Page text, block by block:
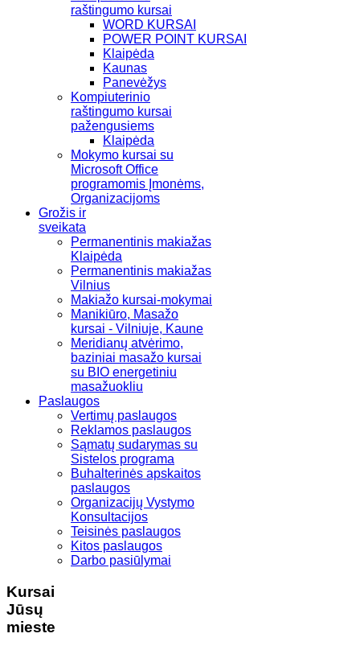
raštingumo kursai
WORD KURSAI
POWER POINT KURSAI
Klaipėda
Kaunas
Panevėžys
Kompiuterinio
raštingumo kursai
pažengusiems
Klaipėda
Mokymo kursai su
Microsoft Office
programomis Įmonėms,
Organizacijoms
Grožis ir
sveikata
Permanentinis makiažas
Klaipėda
Permanentinis makiažas
Vilnius
Makiažo kursai-mokymai
Manikiūro, Masažo
kursai - Vilniuje, Kaune
Meridianų atvėrimo,
baziniai masažo kursai
su BIO energetiniu
masažuokliu
Paslaugos
Vertimų paslaugos
Reklamos paslaugos
Sąmatų sudarymas su
Sistelos programa
Buhalterinės apskaitos
paslaugos
Organizacijų Vystymo
Konsultacijos
Teisinės paslaugos
Kitos paslaugos
Darbo pasiūlymai
Kursai
Jūsų
mieste